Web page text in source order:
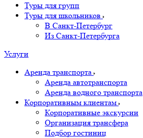
Туры для групп
Туры для школьников
В Санкт-Петербург
Из Санкт-Петербурга
Услуги
Аренда транспорта
Аренда автотранспорта
Аренда водного транспорта
Корпоративным клиентам
Корпоративные экскурсии
Организация трансфера
Подбор гостиниц